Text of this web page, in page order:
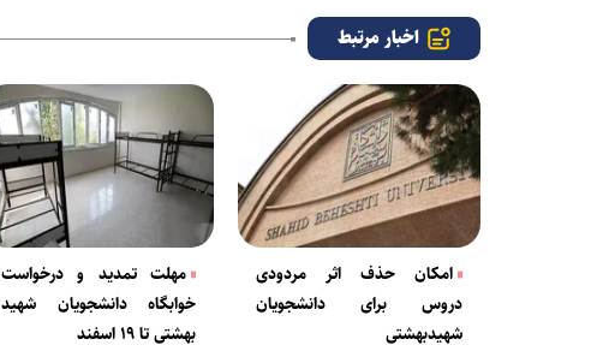
اخبار مرتبط
امکان حذف اثر مردودی
دروس برای دانشجویان
شهیدبهشتی
مهلت تمدید و درخواست
خوابگاه دانشجویان شهید
بهشتی تا ۱۹ اسفند